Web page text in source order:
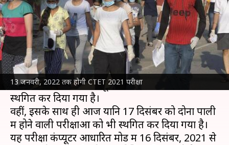
13 जनवरी, 2022 तक होगी CTET 2021 परीक्षा
लेखन तौसीफ Dec 17, 2021 07:36 pm
क्या है खबर?
केंद्रीय माध्यमिक शिक्षा बोर्ड ( CBSE) ने सेंट्रल टीचर
एलिजिबिलिटी टेस्ट (CTET) 2021 में तकनीकी खराबी
के कारण 16 दिसंबर को दूसरी पाली की परीक्षा को
स्थगित कर दिया गया है।
वहीं, इसके साथ ही आज यानि 17 दिसंबर को दोनों पाली
में होने वाली परीक्षाओं को भी स्थगित कर दिया गया है।
यह परीक्षा कंप्यूटर आधारित मोड में 16 दिसंबर, 2021 से